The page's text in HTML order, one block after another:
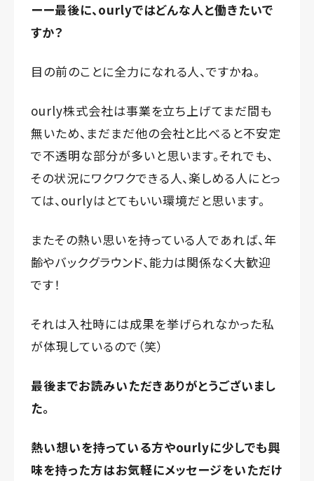
ーー最後に、ourlyではどんな人と働きたいで
すか？
目の前のことに全力になれる人、ですかね。
ourly株式会社は事業を立ち上げてまだ間も
無いため、まだまだ他の会社と比べると不安定
で不透明な部分が多いと思います。それでも、
その状況にワクワクできる人、楽しめる人にとっ
ては、ourlyはとてもいい環境だと思います。
またその熱い思いを持っている人であれば、年
齢やバックグラウンド、能力は関係なく大歓迎
です！
それは入社時には成果を挙げられなかった私
が体現しているので（笑）
最後までお読みいただきありがとうございまし
た。
熱い想いを持っている方やourlyに少しでも興
味を持った方はお気軽にメッセージをいただけ